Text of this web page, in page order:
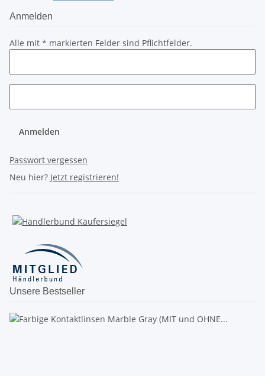
Anmelden
Alle mit * markierten Felder sind Pflichtfelder.
Anmelden
Passwort vergessen
Neu hier? Jetzt registrieren!
Unsere Bestseller